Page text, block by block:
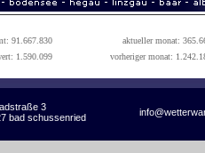
91.667.830
aktueller monat:
1.590.099
vorheriger monat:
3
bad schussenried